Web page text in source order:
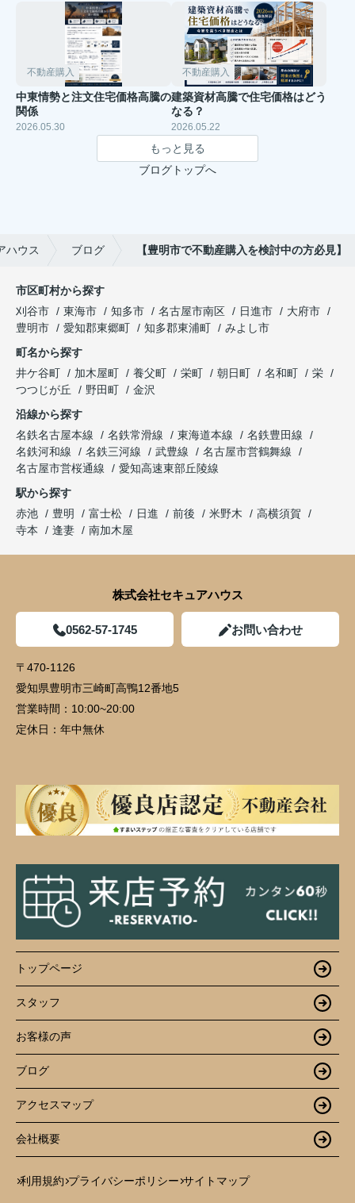
不動産購入
中東情勢と注文住宅価格高騰の
関係
2026.05.30
不動産購入
建築資材高騰で住宅価格はどう
なる？
2026.05.22
もっと見る
ブログトップへ
ハウス ブログ 【豊明市で不動産購入を検討中の方必見】
市区町村から探す
刈谷市
東海市 知多市 名古屋市南区 日進市
大府市
豊明市
愛知郡東郷町 知多郡東浦町
みよし市
町名から探す
井ケ谷町
加木屋町 養父町 栄町 朝日町 名和町
栄
つつじが丘
野田町
金沢
沿線から探す
名鉄名古屋本線
名鉄常滑線 東海道本線
名鉄豊田線
名鉄河和線
名鉄三河線 武豊線
名古屋市営鶴舞線
名古屋市営桜通線
愛知高速東部丘陵線
駅から探す
赤池
豊明 富士松 日進 前後 米野木
高横須賀
寺本
逢妻 南加木屋
株式会社セキュアハウス
0562-57-1745 お問い合わせ
〒470-1126
愛知県豊明市三崎町高鴨12番地5
営業時間： 10:00~20:00
定休日： 年中無休
トップページ
スタッフ
お客様の声
ブログ
アクセスマップ
会社概要
利用規約 プライバシーポリシー サイトマップ